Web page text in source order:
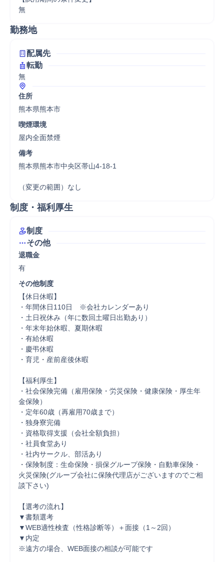
無
勤務地
配属先
転勤
無
住所
熊本県熊本市
喫煙環境
屋内全面禁煙
備考
熊本県熊本市中央区帯山4-18-1
（変更の範囲）なし
制度・福利厚生
制度
その他
退職金
有
その他制度
【休日休暇】
・年間休日110日　※会社カレンダーあり
・土日祝休み（年に数回土曜日出勤あり）
・年末年始休暇、夏期休暇
・有給休暇
・慶弔休暇
・育児・産前産後休暇
【福利厚生】
・社会保険完備（雇用保険・労災保険・健康保険・厚生年
金保険）
・定年60歳（再雇用70歳まで）
・独身寮完備
・資格取得支援（会社全額負担）
・社員食堂あり
・社内サークル、部活あり
・保険制度：生命保険・損保グループ保険・自動車保険・
火災保険(グループ会社に保険代理店がございますのでご相
談下さい)
【選考の流れ】
▼書類選考
▼WEB適性検査（性格診断等）＋面接（1～2回）
▼内定
※遠方の場合、WEB面接の相談が可能です